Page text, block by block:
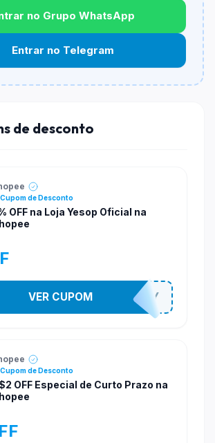
ou sem limite.
produto?
Depende de itens participantes
ou produtos especificos podem
no Grupo WhatsApp
Entrar no Telegram
de desconto
Cupom de Desconto
OFF na Loja Yesop Oficial na
YESO274Y
VER CUPOM
Cupom de Desconto
OFF Especial de Curto Prazo na